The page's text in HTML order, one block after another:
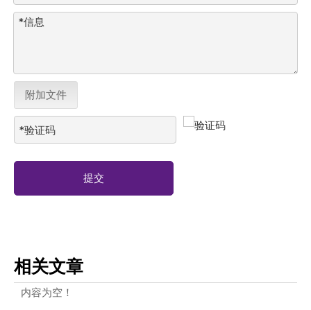
附加文件
提交
相关文章
内容为空！